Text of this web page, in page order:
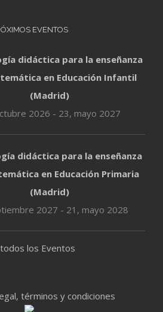
EVENTOS
didáctica para la enseñanza
en Educación Infantil
(Madrid)
2026 - 23, mayo 2027
didáctica para la enseñanza
en Educación Primaria
(Madrid)
2027 - 21, mayo 2028
los Eventos
términos y condiciones